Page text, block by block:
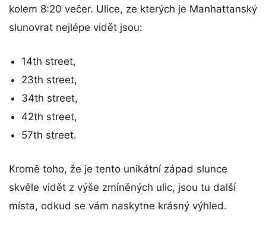
kolem 8:20 večer. Ulice, ze kterých je Manhattanský
slunovrat nejlépe vidět jsou:
14th street,
23th street,
34th street,
42th street,
57th street.
Kromě toho, že je tento unikátní západ slunce
skvěle vidět z výše zmíněných ulic, jsou tu další
místa, odkud se vám naskytne krásný výhled.